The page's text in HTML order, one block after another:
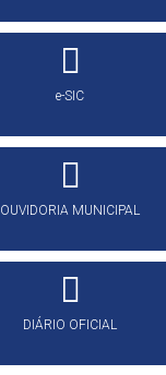
e-SIC
OUVIDORIA MUNICIPAL
DIÁRIO OFICIAL